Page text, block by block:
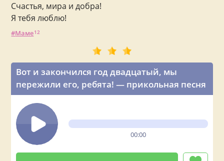
Вот и закончился год двадцатый, мы
пережили его, ребята! — прикольная песня
00:00
Счастья, мира и добра!
Я тебя люблю!
Маме12